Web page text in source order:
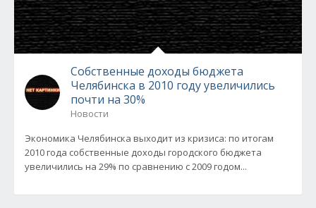
Собственные доходы бюджета
Челябинска в 2010 году увеличились
почти на 30%
Новости
Экономика Челябинска выходит из кризиса: по итогам
2010 года собственные доходы городского бюджета
увеличились на 29% по сравнению с 2009 годом...